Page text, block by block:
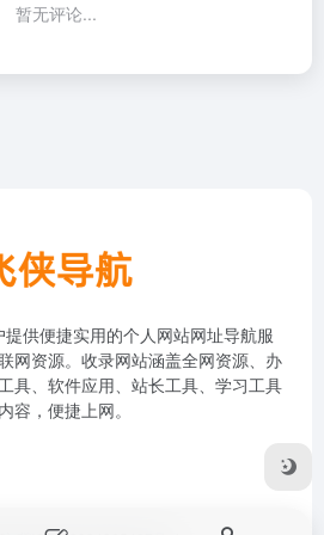
暂无评论...
供便捷实用的个人网站网址导航服
网资源。收录网站涵盖全网资源、办
具、软件应用、站长工具、学习工具
容，便捷上网。